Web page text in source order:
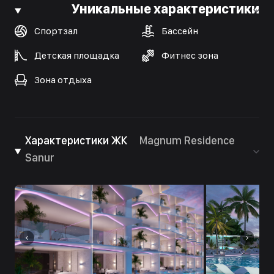
Уникальные характеристики
Спортзал Бассейн
Детская площадка Фитнес зона
Зона отдыха
Характеристики ЖК
Magnum Residence
Sanur